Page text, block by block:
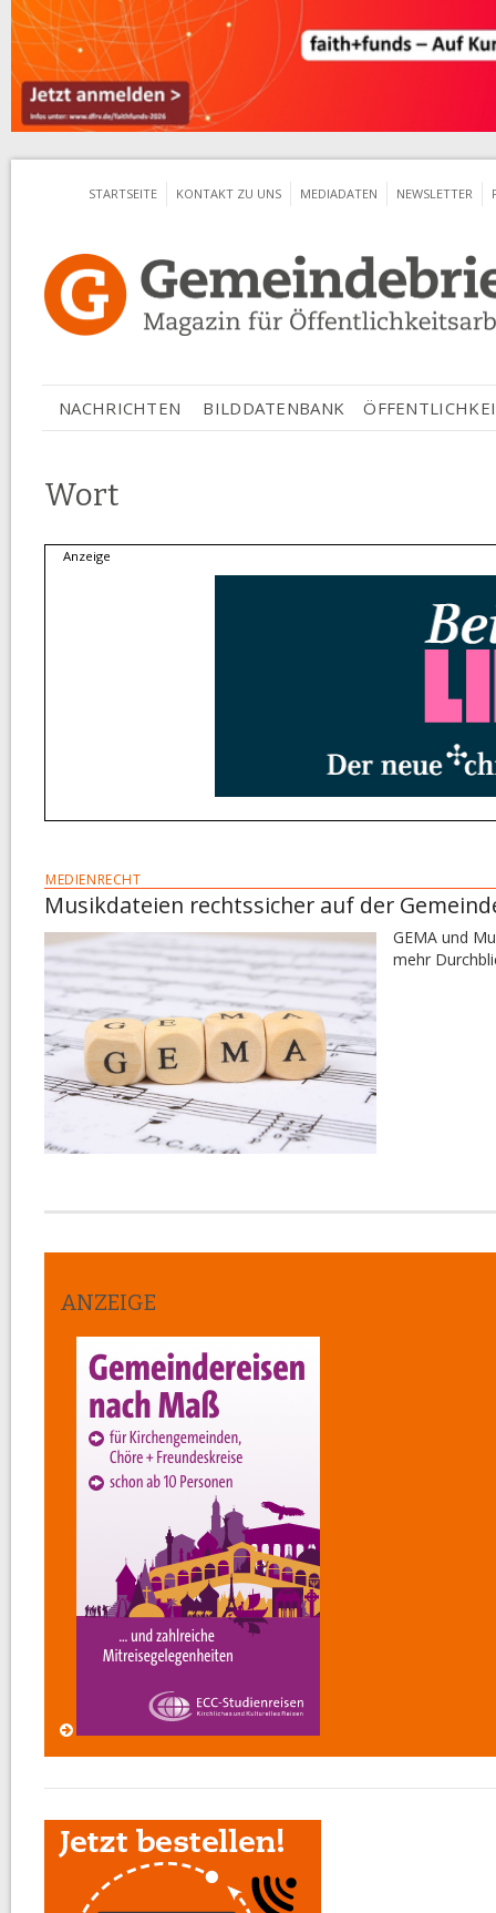
STARTSEITE KONTAKT ZU UNS MEDIADATEN NEWSLETTER
NACHRICHTEN BILDDATENBANK
Wort
MEDIENRECHT
Musikdateien rechtssicher auf der
GEMA und
mehr
ANZEIGE